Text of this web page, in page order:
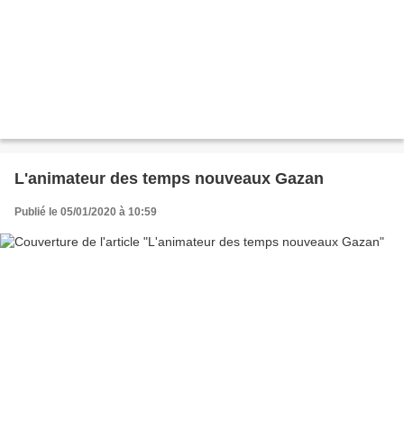
L'animateur des temps nouveaux Gazan
Publié le 05/01/2020 à 10:59